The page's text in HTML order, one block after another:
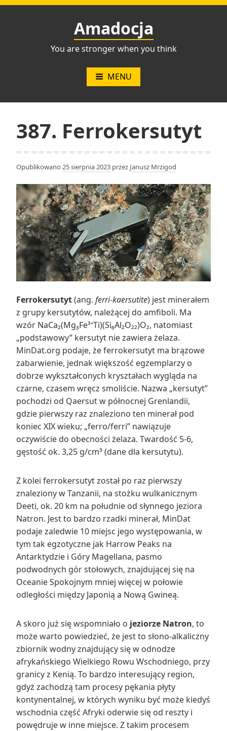
Przejdź
Amadocja
You are stronger when you think
MENU
387. Ferrokersutyt
Opublikowano 25 sierpnia 2023 przez Janusz Mrzigod
Ferrokersutyt(ang. ferri-kaersutite) jest minerałem
z grupy kersutytów, należącej do amfiboli. Ma
wzór NaCa₂(Mg₃Fe³⁺Ti)(Si₆Al₂O₂₂)O₂, natomiast
„podstawowy” kersutyt nie zawiera żelaza.
MinDat.org podaje, że ferrokersutyt ma brązowe
zabarwienie, jednak większość egzemplarzy o
dobrze wykształconych kryształach wygląda na
czarne, czasem wręcz smoliście. Nazwa „kersutyt”
pochodzi od Qaersut w północnej Grenlandii,
gdzie pierwszy raz znaleziono ten minerał pod
koniec XIX wieku; „ferro/ferri” nawiązuje
oczywiście do obecności żelaza. Twardość 5-6,
gęstość ok. 3,25 g/cm³ (dane dla kersutytu).
Z kolei ferrokersutyt został po raz pierwszy
znaleziony w Tanzanii, na stożku wulkanicznym
Deeti, ok. 20 km na południe od słynnego jeziora
Natron. Jest to bardzo rzadki minerał, MinDat
podaje zaledwie 10 miejsc jego występowania, w
tym tak egzotyczne jak Harrow Peaks na
Antarktydzie i Góry Magellana, pasmo
podwodnych gór stołowych, znajdującej się na
Oceanie Spokojnym mniej więcej w połowie
odległości między Japonią a Nową Gwineą.
A skoro już się wspomniało o jeziorze Natron, to
może warto powiedzieć, że jest to słono-alkaliczny
zbiornik wodny znajdujący się w odnodze
afrykańskiego Wielkiego Rowu Wschodniego, przy
granicy z Kenią. To bardzo interesujący region,
gdyż zachodzą tam procesy pękania płyty
kontynentalnej, w których wyniku być może kiedyś
wschodnia część Afryki oderwie się od reszty i
powędruje w inne miejsce. Z takim procesem